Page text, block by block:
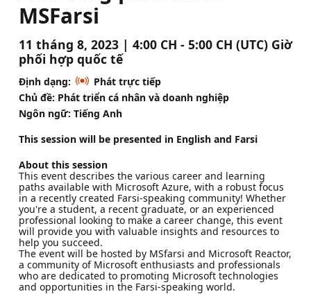
MSFarsi
11 tháng 8, 2023 | 4:00 CH - 5:00 CH (UTC) Giờ
phối hợp quốc tế
Định dạng:
Phát trực tiếp
Chủ đề: Phát triển cá nhân và doanh nghiệp
Ngôn ngữ: Tiếng Anh
This session will be presented in English and Farsi
About this session
This event describes the various career and learning
paths available with Microsoft Azure, with a robust focus
in a recently created Farsi-speaking community! Whether
you're a student, a recent graduate, or an experienced
professional looking to make a career change, this event
will provide you with valuable insights and resources to
help you succeed.
The event will be hosted by MSfarsi and Microsoft Reactor,
a community of Microsoft enthusiasts and professionals
who are dedicated to promoting Microsoft technologies
and opportunities in the Farsi-speaking world.